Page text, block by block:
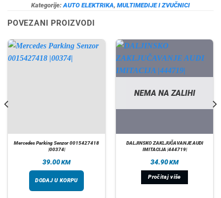
Kategorije: AUTO ELEKTRIKA, MULTIMEDIJE I ZVUČNICI
POVEZANI PROIZVODI
Mercedes Parking Senzor 0015427418
|00374|
39.00KM
DODAJ U KORPU
NEMA NA ZALIHI
DALJINSKO ZAKLJUČAVANJE AUDI
IMITACIJA |444719|
34.90KM
Pročitaj više